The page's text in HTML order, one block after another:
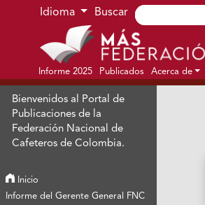
Ir al menú de navegación principal
Ir al contenido principal
Ir al pie de página del sitio
Idioma Buscar
Informe 2025 Publicados Acerca de
Bienvenidos al Portal de
Publicaciones de la
Federación Nacional de
Cafeteros de Colombia.
Inicio
Informe del Gerente General FNC